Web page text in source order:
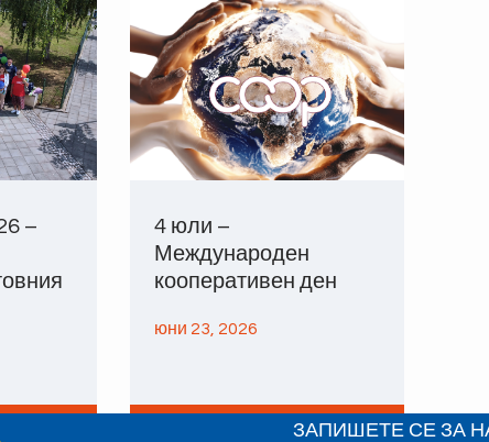
–
4 юли –
Международен
кооперативен ден
юни 23, 2026
ЗАПИШЕТЕ СЕ ЗА